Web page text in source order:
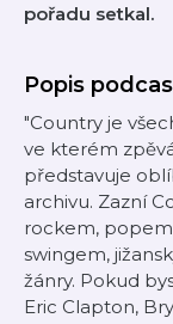
pořadu setkal.
Popis
"Country je
ve kterém
představuje
archivu. Zazní
rockem,
swingem,
žánry. Pokud
Eric Clapton,